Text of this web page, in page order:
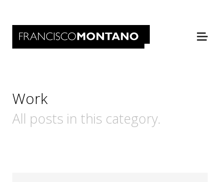
Work
All posts in this category.